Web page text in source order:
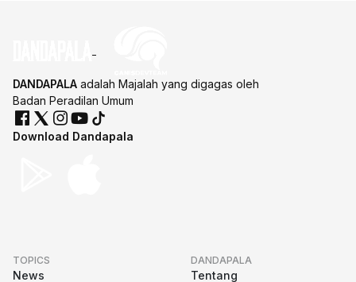
DANDAPALA adalah Majalah yang digagas oleh
Badan Peradilan Umum
Download Dandapala
TOPICS
News
DANDAPALA
Tentang